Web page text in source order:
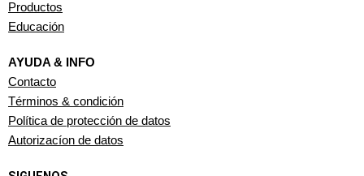
Productos
Educación
AYUDA & INFO
Contacto
Términos & condición
Política de protección de datos
Autorizacíon de datos